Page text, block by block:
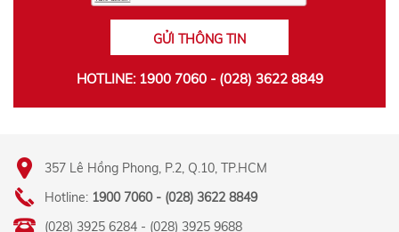
GỬI THÔNG TIN
HOTLINE: 1900 7060 - (028) 3622 8849
357 Lê Hồng Phong, P.2, Q.10, TP.HCM
Hotline: 1900 7060 - (028) 3622 8849
(028) 3925 6284 - (028) 3925 9688